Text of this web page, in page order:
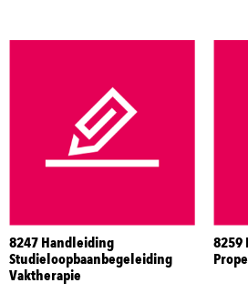
8247 Handleiding
Studieloopbaanbegeleiding
Vaktherapie
8259